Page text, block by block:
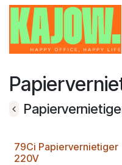
Overslaan naar inhoud
79Ci Papiervernietiger
220V